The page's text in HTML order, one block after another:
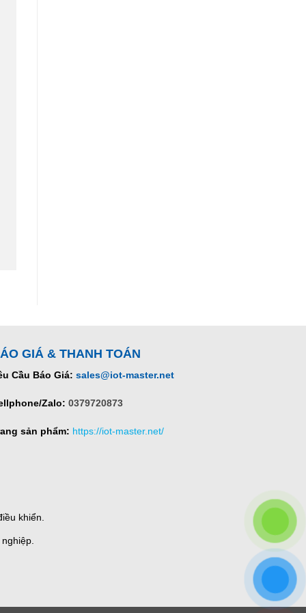
GIÁ & THANH TOÁN
Cầu Báo Giá: sales@iot-master.net
Zalo: 0379720873
sản phẩm: https://iot-master.net/
khiển.